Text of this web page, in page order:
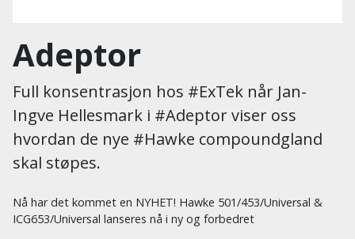
Adeptor
Full konsentrasjon hos #ExTek når Jan-
Ingve Hellesmark i #Adeptor viser oss
hvordan de nye #Hawke compoundgland
skal støpes.
Nå har det kommet en NYHET! Hawke 501/453/Universal &
ICG653/Universal lanseres nå i ny og forbedret